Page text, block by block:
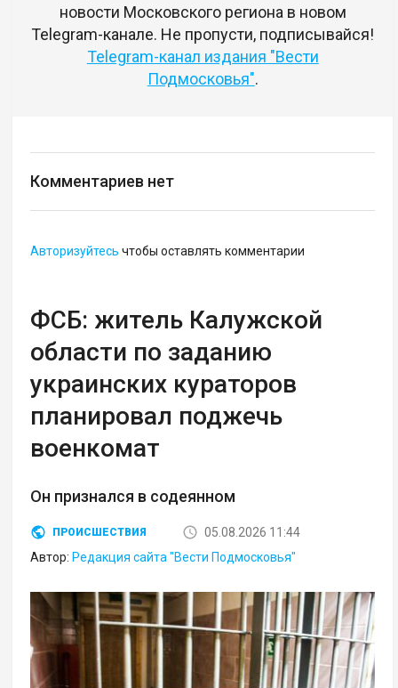
новости Московского региона в новом
Telegram-канале. Не пропусти, подписывайся!
Telegram-канал издания "Вести
Подмосковья".
Комментариев нет
Авторизуйтесь чтобы оставлять комментарии
ФСБ: житель Калужской
области по заданию
украинских кураторов
планировал поджечь
военкомат
Он признался в содеянном
ПРОИСШЕСТВИЯ
05.08.2026 11:44
Автор: Редакция сайта "Вести Подмосковья"